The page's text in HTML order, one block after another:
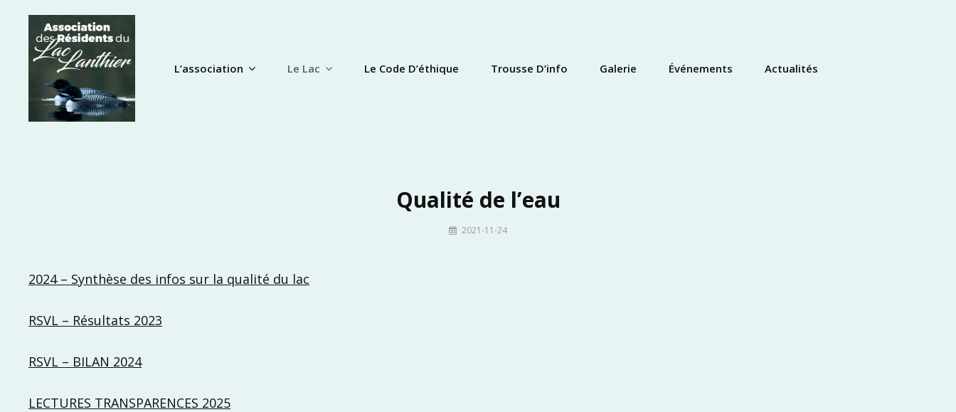
content
L’association Le Lac Le Code D’éthique Trousse D’info Galerie Événements Actualités
Qualité de l’eau
By 2021-11-24
2024 – Synthèse des infos sur la qualité du lac
RSVL – Résultats 2023
RSVL – BILAN 2024
LECTURES TRANSPARENCES 2025